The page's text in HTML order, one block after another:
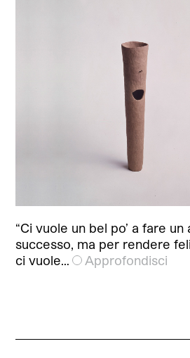
“Ci vuole un bel po’ a fare
successo, ma per rendere
ci vuole…
Approfondisci